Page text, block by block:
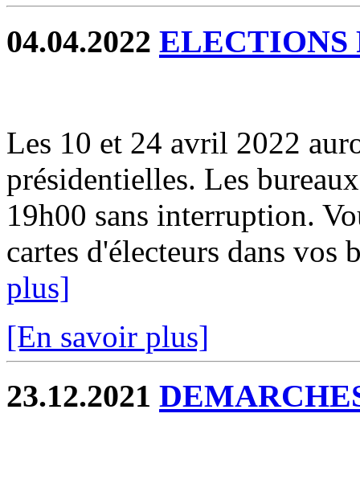
04.04.2022 ELECTIONS
Les 10 et 24 avril 2022
présidentielles. Les
19h00 sans interruption.
cartes d'électeurs dans vos
plus]
[En savoir plus]
23.12.2021